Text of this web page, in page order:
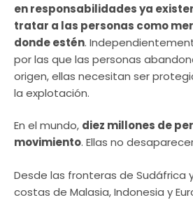
en responsabilidades ya
tratar a las personas como
donde estén.
por las que las personas
origen, ellas necesitan ser
la explotación.
En el mundo, diez millones de
movimiento. Ellas no
Desde las fronteras de Sudáfrica
costas de Malasia, Indonesia y